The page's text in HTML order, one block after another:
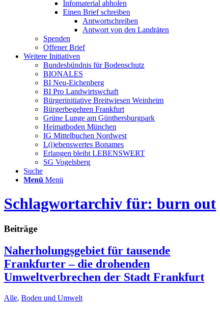
Infomaterial abholen
Einen Brief schreiben
Antwortschreiben
Antwort von den Landräten
Spenden
Offener Brief
Weitere Initiativen
Bundesbündnis für Bodenschutz
BIONALES
BI Neu-Eichenberg
BI Pro Landwirtswchaft
Bürgerinitiative Breitwiesen Weinheim
Bürgerbegehren Frankfurt
Grüne Lunge am Günthersburgpark
Heimatboden München
IG Mittelbuchen Nordwest
L(i)ebenswertes Bonames
Erlangen bleibt LEBENSWERT
SG Vogelsberg
Suche
Menü Menü
Schlagwortarchiv für: burn out
Beiträge
Naherholungsgebiet für tausende
Frankfurter – die drohenden
Umweltverbrechen der Stadt Frankfurt
Alle, Boden und Umwelt